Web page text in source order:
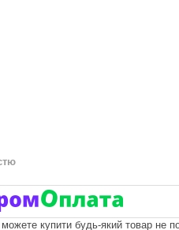
купити будь-який товар не